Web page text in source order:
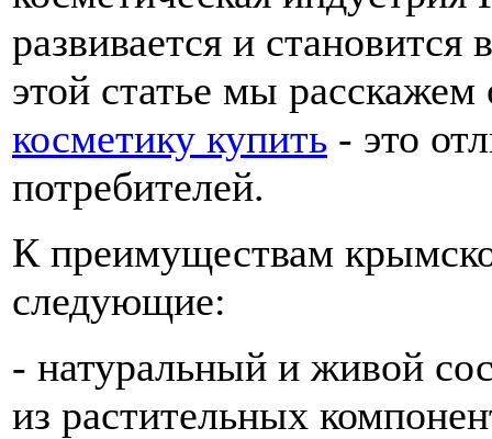
развивается и
этой статье мы
косметику купить - это
потребителей.
К преимуществам
следующие:
- натуральный и живой
из растительных